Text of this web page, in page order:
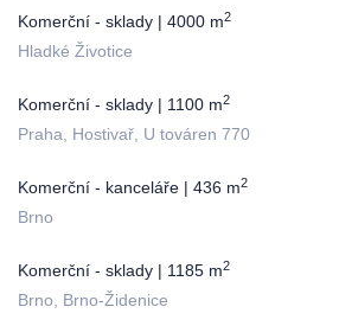
Komerční - sklady | 4000 m2
Hladké Životice
Komerční - sklady | 1100 m2
Praha, Hostivař, U továren 770
Komerční - kanceláře | 436 m2
Brno
Komerční - sklady | 1185 m2
Brno, Brno-Židenice